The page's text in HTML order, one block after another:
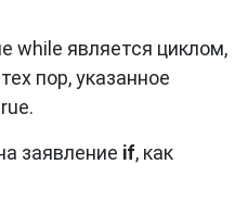
while является циклом,
пор, указанное
заявление if, как